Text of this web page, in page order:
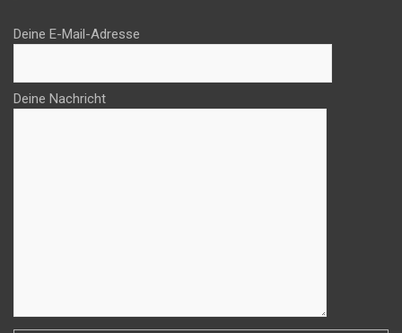
Deine E-Mail-Adresse
Deine Nachricht